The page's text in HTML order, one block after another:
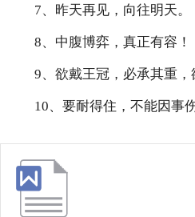
7、昨天再见，向往明天。
8、中腹博弈，真正有容！
9、欲戴王冠，必承其重，
10、要耐得住，不能因事伤